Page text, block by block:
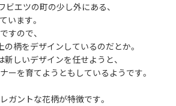
ビエツの町の少し外にある、
います。
すので、
柄をデザインしているのだとか。
新しいデザインを任せようと、
ーを育てようともしているようです。
ガントな花柄が特徴です。